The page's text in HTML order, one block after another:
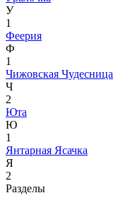
У
1
Феерия
Ф
1
Чижовская Чудесница
Ч
2
Юта
Ю
1
Янтарная Ясачка
Я
2
Разделы